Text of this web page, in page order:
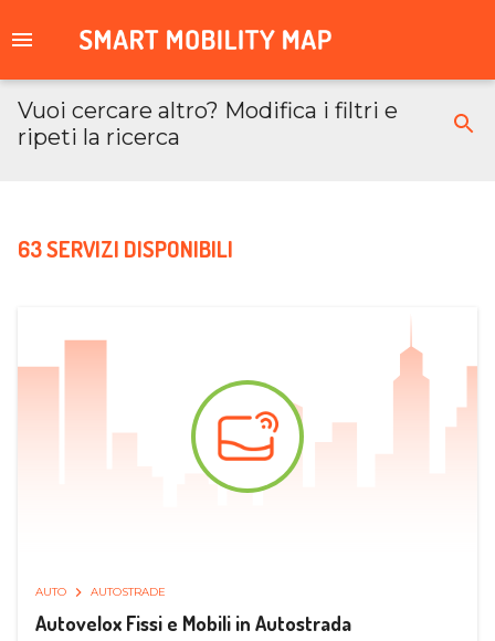
Vuoi cercare altro? Modifica i filtri e
ripeti la ricerca
63 SERVIZI DISPONIBILI
AUTO AUTOSTRADE
Autovelox Fissi e Mobili in Autostrada